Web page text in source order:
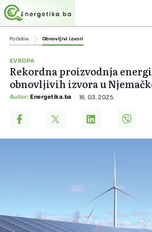
Početna Obnovljivi izvori
EVROPA
Rekordna proizvodnja
obnovljivih izvora u
Autor: Energetika.ba 16. 03. 2025.